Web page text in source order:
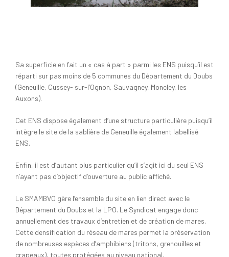
Sa superficie en fait un « cas à part » parmi les ENS puisqu’il est
réparti sur pas moins de 5 communes du Département du Doubs
(Geneuille, Cussey- sur-l’Ognon, Sauvagney, Moncley, les
Auxons).
Cet ENS dispose également d’une structure particulière puisqu’il
intègre le site de la sablière de Geneuille également labellisé
ENS.
Enfin, il est d’autant plus particulier qu’il s’agit ici du seul ENS
n’ayant pas d’objectif d’ouverture au public affiché.
Le SMAMBVO gère l’ensemble du site en lien direct avec le
Département du Doubs et la LPO. Le Syndicat engage donc
annuellement des travaux d’entretien et de création de mares.
Cette densification du réseau de mares permet la préservation
de nombreuses espèces d’amphibiens (tritons, grenouilles et
crapeaux), toutes protégées au niveau national.